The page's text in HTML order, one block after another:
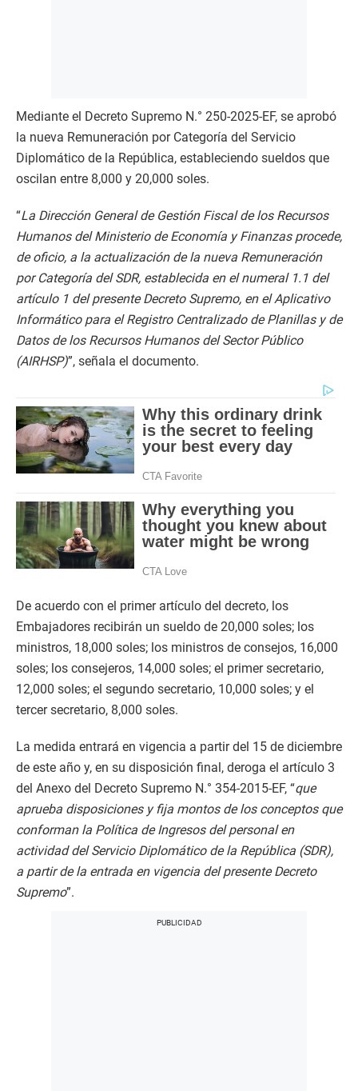
Mediante el Decreto Supremo N.° 250-2025-EF, se aprobó
la nueva Remuneración por Categoría del Servicio
Diplomático de la República, estableciendo sueldos que
oscilan entre 8,000 y 20,000 soles.
“La Dirección General de Gestión Fiscal de los Recursos
Humanos del Ministerio de Economía y Finanzas procede,
de oficio, a la actualización de la nueva Remuneración
por Categoría del SDR, establecida en el numeral 1.1 del
artículo 1 del presente Decreto Supremo, en el Aplicativo
Informático para el Registro Centralizado de Planillas y de
Datos de los Recursos Humanos del Sector Público
(AIRHSP)”, señala el documento.
De acuerdo con el primer artículo del decreto, los
Embajadores recibirán un sueldo de 20,000 soles; los
ministros, 18,000 soles; los ministros de consejos, 16,000
soles; los consejeros, 14,000 soles; el primer secretario,
12,000 soles; el segundo secretario, 10,000 soles; y el
tercer secretario, 8,000 soles.
La medida entrará en vigencia a partir del 15 de diciembre
de este año y, en su disposición final, deroga el artículo 3
del Anexo del Decreto Supremo N.° 354-2015-EF, “que
aprueba disposiciones y fija montos de los conceptos que
conforman la Política de Ingresos del personal en
actividad del Servicio Diplomático de la República (SDR),
a partir de la entrada en vigencia del presente Decreto
Supremo”.